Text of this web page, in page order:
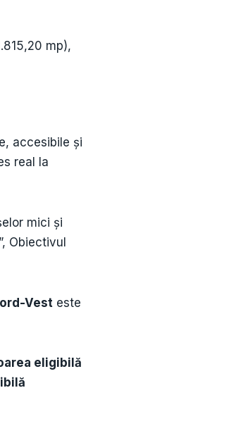
mp),
accesibile și
real la
mici și
Obiectivul
Vest este
eligibilă